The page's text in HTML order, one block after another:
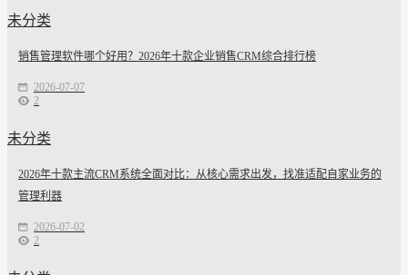
未分类
销售管理软件哪个好用？2026年十款企业销售CRM综合排行榜
2026-07-07
2
未分类
2026年十款主流CRM系统全面对比：从核心需求出发，找准适配自家业务的
管理利器
2026-07-02
2